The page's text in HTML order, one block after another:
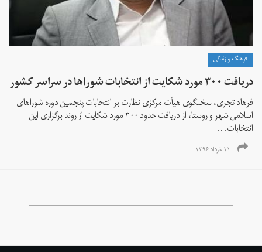
فرهنگ و زندگی
دریافت ۳۰۰ مورد شکایت از انتخابات شوراها در سراسر کشور
فرهاد تجری، سخنگوی هیأت مرکزی نظارت بر انتخابات پنجمین دوره شوراهای
اسلامی شهر و روستا، از دریافت حدود ۳۰۰ مورد شکایت از روند برگزاری این
انتخابات...
۱۱ خرداد ۱۳۹۶